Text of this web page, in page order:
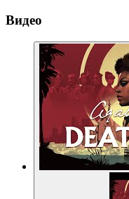
Видео